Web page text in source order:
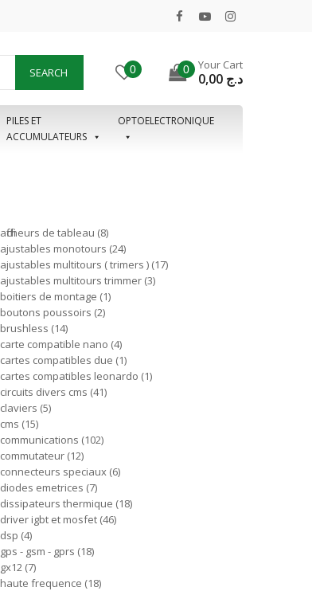
SEARCH 0 0 Your Cart
د.ج
PILES ET
ACCUMULATEURS
OPTOELECTRONIQUE
afficheurs de tableau 8
ajustables monotours 24
ajustables multitours ( trimers ) 17
ajustables multitours trimmer 3
boitiers de montage 1
boutons poussoirs 2
brushless 14
carte compatible nano 4
cartes compatibles due 1
cartes compatibles leonardo 1
circuits divers cms 41
claviers 5
cms 15
communications 102
commutateur 12
connecteurs speciaux 6
diodes emetrices 7
dissipateurs thermique 18
driver igbt et mosfet 46
dsp 4
gps - gsm - gprs 18
gx12 7
haute frequence 18